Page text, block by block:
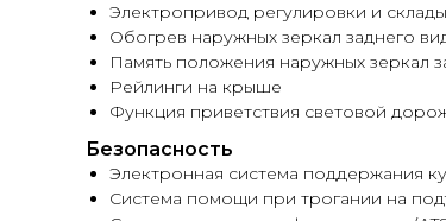
Электропривод регулировки и
Обогрев наружных зеркал заднего
Память положения наружных зеркал
Рейлинги на крыше
Функция приветствия световой
Безопасность
Электронная система поддержания
Система помощи при трогании на